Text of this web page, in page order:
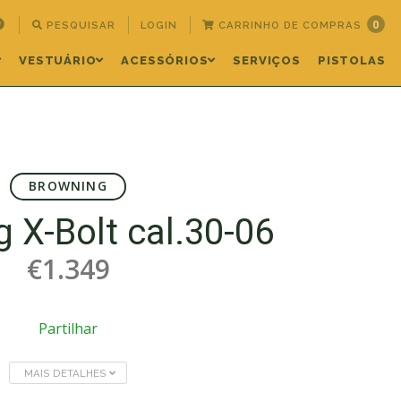
PESQUISAR LOGIN CARRINHO DE COMPRAS 0
VESTUÁRIO ACESSÓRIOS SERVIÇOS PISTOLAS
BROWNING
X-Bolt cal.30-06
€1.349
Partilhar
MAIS DETALHES